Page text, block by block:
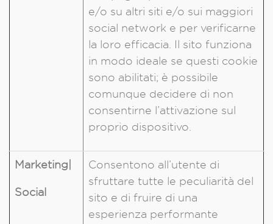
e/o su altri siti e/o sui maggiori
social network e per verificarne
la loro efficacia. Il sito funziona
in modo ideale se questi cookie
sono abilitati; è possibile
comunque decidere di non
consentirne l’attivazione sul
proprio dispositivo.
Marketing|
Social
Consentono all’utente di
sfruttare tutte le peculiarità del
sito e di fruire di una
esperienza performante